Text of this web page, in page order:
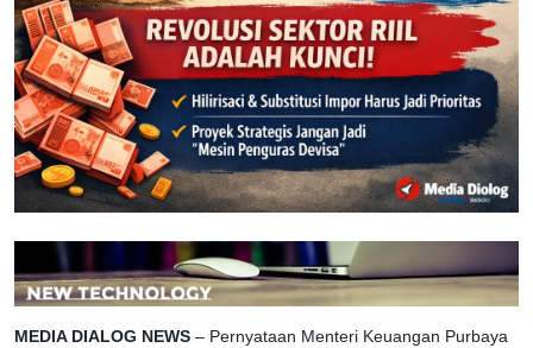
MEDIA DIALOG NEWS – Pernyataan Menteri Keuangan Purbaya